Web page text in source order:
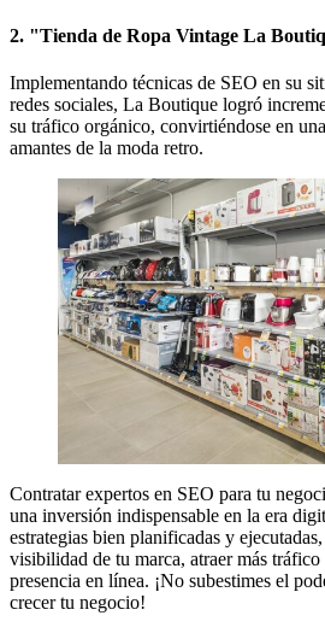
2. "Tienda de Ropa Vintage La
Implementando técnicas de SEO en su
redes sociales, La Boutique logró
su tráfico orgánico, convirtiéndose en
amantes de la moda retro.
Contratar expertos en SEO para tu
una inversión indispensable en la era
estrategias bien planificadas y
visibilidad de tu marca, atraer más
presencia en línea. ¡No subestimes el
crecer tu negocio!